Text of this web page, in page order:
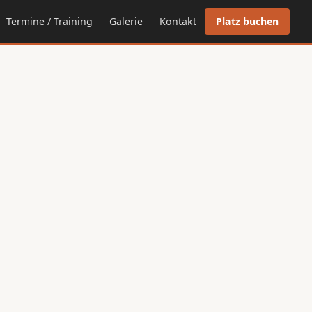
Termine / Training Galerie Kontakt Platz buchen